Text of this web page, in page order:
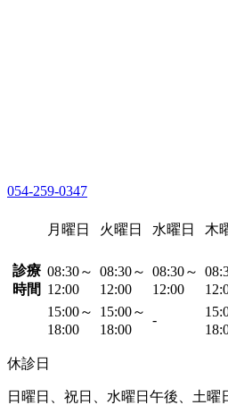
054-259-0347
月曜日 火曜日 水曜日 木
診療
時間
08:30～
12:00
08:30～
12:00
08:30～
12:00
15:00～
18:00
15:00～
18:00
-
休診日
日曜日、祝日、水曜日午後、土曜